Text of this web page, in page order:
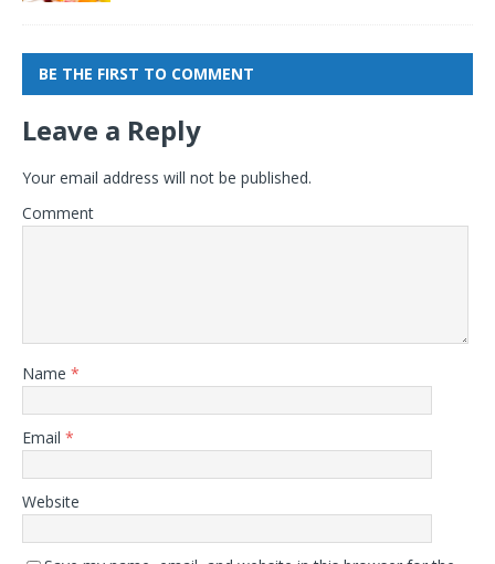
BE THE FIRST TO COMMENT
Leave a Reply
Your email address will not be published.
Comment
Name *
Email *
Website